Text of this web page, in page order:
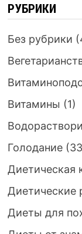
РУБРИКИ
Без рубрики
Витамины (1)
Голодание
Диетическая
Диетические
Диеты для